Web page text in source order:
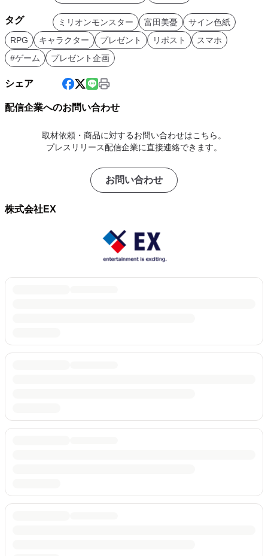
タグ ミリオンモンスター 富田美憂
サイン色紙
RPG
キャラクター プレゼント リポスト
スマホ
#ゲーム
プレゼント企画
シェア
配信企業へのお問い合わせ
取材依頼・商品に対するお問い合わせはこちら。
プレスリリース配信企業に直接連絡できます。
お問い合わせ
株式会社EX